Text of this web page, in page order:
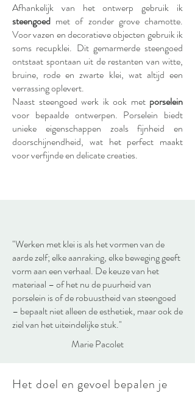
Afhankelijk van het ontwerp gebruik ik
steengoed met of zonder grove chamotte.
Voor vazen en decoratieve objecten gebruik ik
soms recupklei. Dit gemarmerde steengoed
ontstaat spontaan uit de restanten van witte,
bruine, rode en zwarte klei, wat altijd een
verrassing oplevert.
Naast steengoed werk ik ook met porselein
voor bepaalde ontwerpen. Porselein biedt
unieke eigenschappen zoals fijnheid en
doorschijnendheid, wat het perfect maakt
voor verfijnde en delicate creaties.
"Werken met klei is als het vormen van de
aarde zelf; elke aanraking, elke beweging geeft
vorm aan een verhaal. De keuze van het
materiaal – of het nu de puurheid van
porselein is of de robuustheid van steengoed
– bepaalt niet alleen de esthetiek, maar ook de
ziel van het uiteindelijke stuk."
Marie Pacolet
Het doel en gevoel bepalen je